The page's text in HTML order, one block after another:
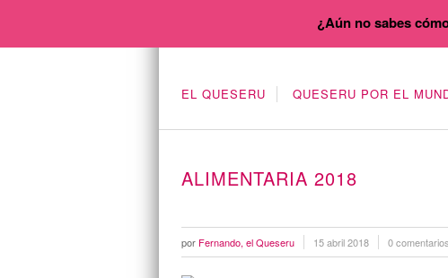
EL QUESERU QUESERU POR EL
ALIMENTARIA 2018
por Fernando, el Queseru 15 abril 2018 0 comentarios
¿Aún no sabes